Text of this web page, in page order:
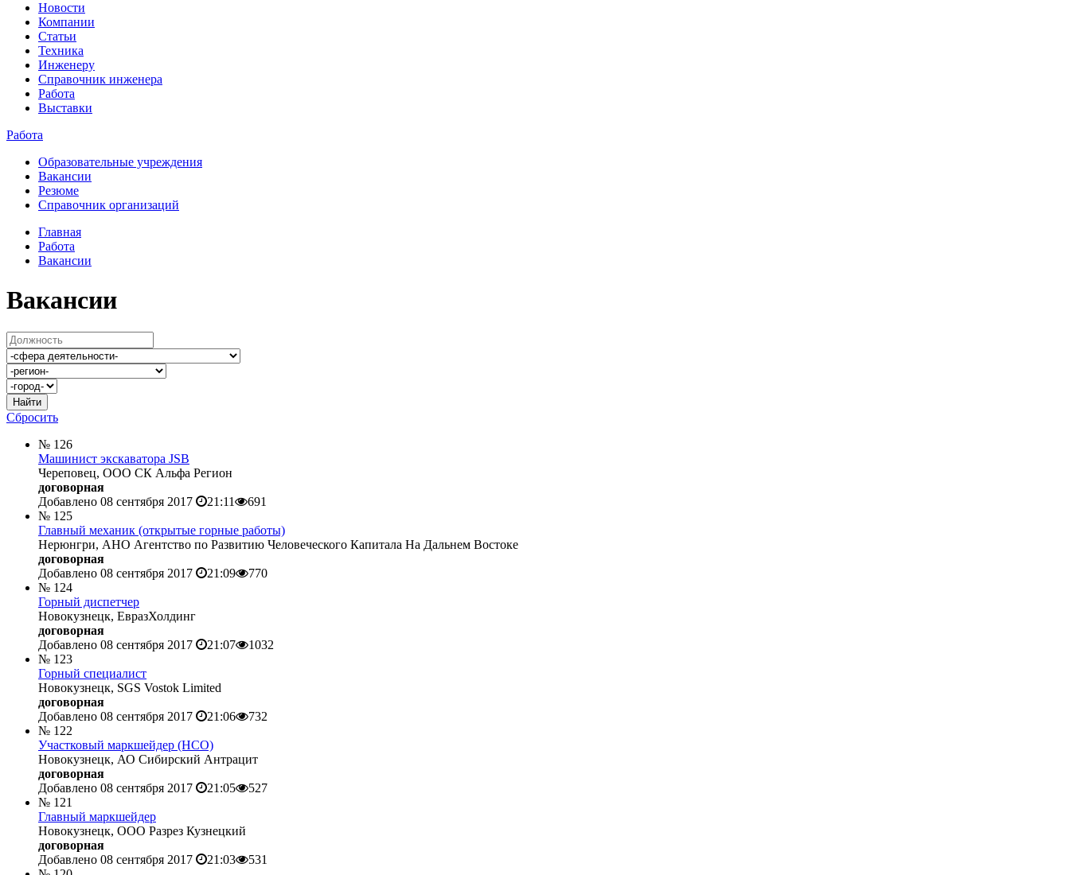
Новости
Компании
Статьи
Техника
Инженеру
Справочник инженера
Работа
Выставки
Работа
Образовательные учреждения
Вакансии
Резюме
Справочник организаций
Главная
Работа
Вакансии
Вакансии
Найти
Сбросить
№ 126
Машинист экскаватора JSB
Череповец, ООО СК Альфа Регион
договорная
Добавлено 08 сентября 2017
21:11
691
№ 125
Главный механик (открытые горные работы)
Нерюнгри, АНО Агентство по Развитию Человеческого Капитала На Дальнем Востоке
договорная
Добавлено 08 сентября 2017
21:09
770
№ 124
Горный диспетчер
Новокузнецк, ЕвразХолдинг
договорная
Добавлено 08 сентября 2017
21:07
1032
№ 123
Горный специалист
Новокузнецк, SGS Vostok Limited
договорная
Добавлено 08 сентября 2017
21:06
732
№ 122
Участковый маркшейдер (НСО)
Новокузнецк, АО Сибирский Антрацит
договорная
Добавлено 08 сентября 2017
21:05
527
№ 121
Главный маркшейдер
Новокузнецк, ООО Разрез Кузнецкий
договорная
Добавлено 08 сентября 2017
21:03
531